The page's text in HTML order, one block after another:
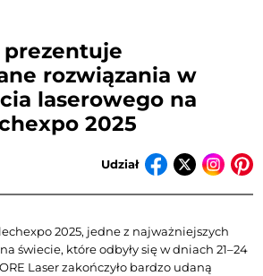
prezentuje
rozwiązania w
laserowego na
2025
Udział
2025, jedne z najważniejszych
świecie, które odbyły się w dniach 21–24
Laser zakończyło bardzo udaną